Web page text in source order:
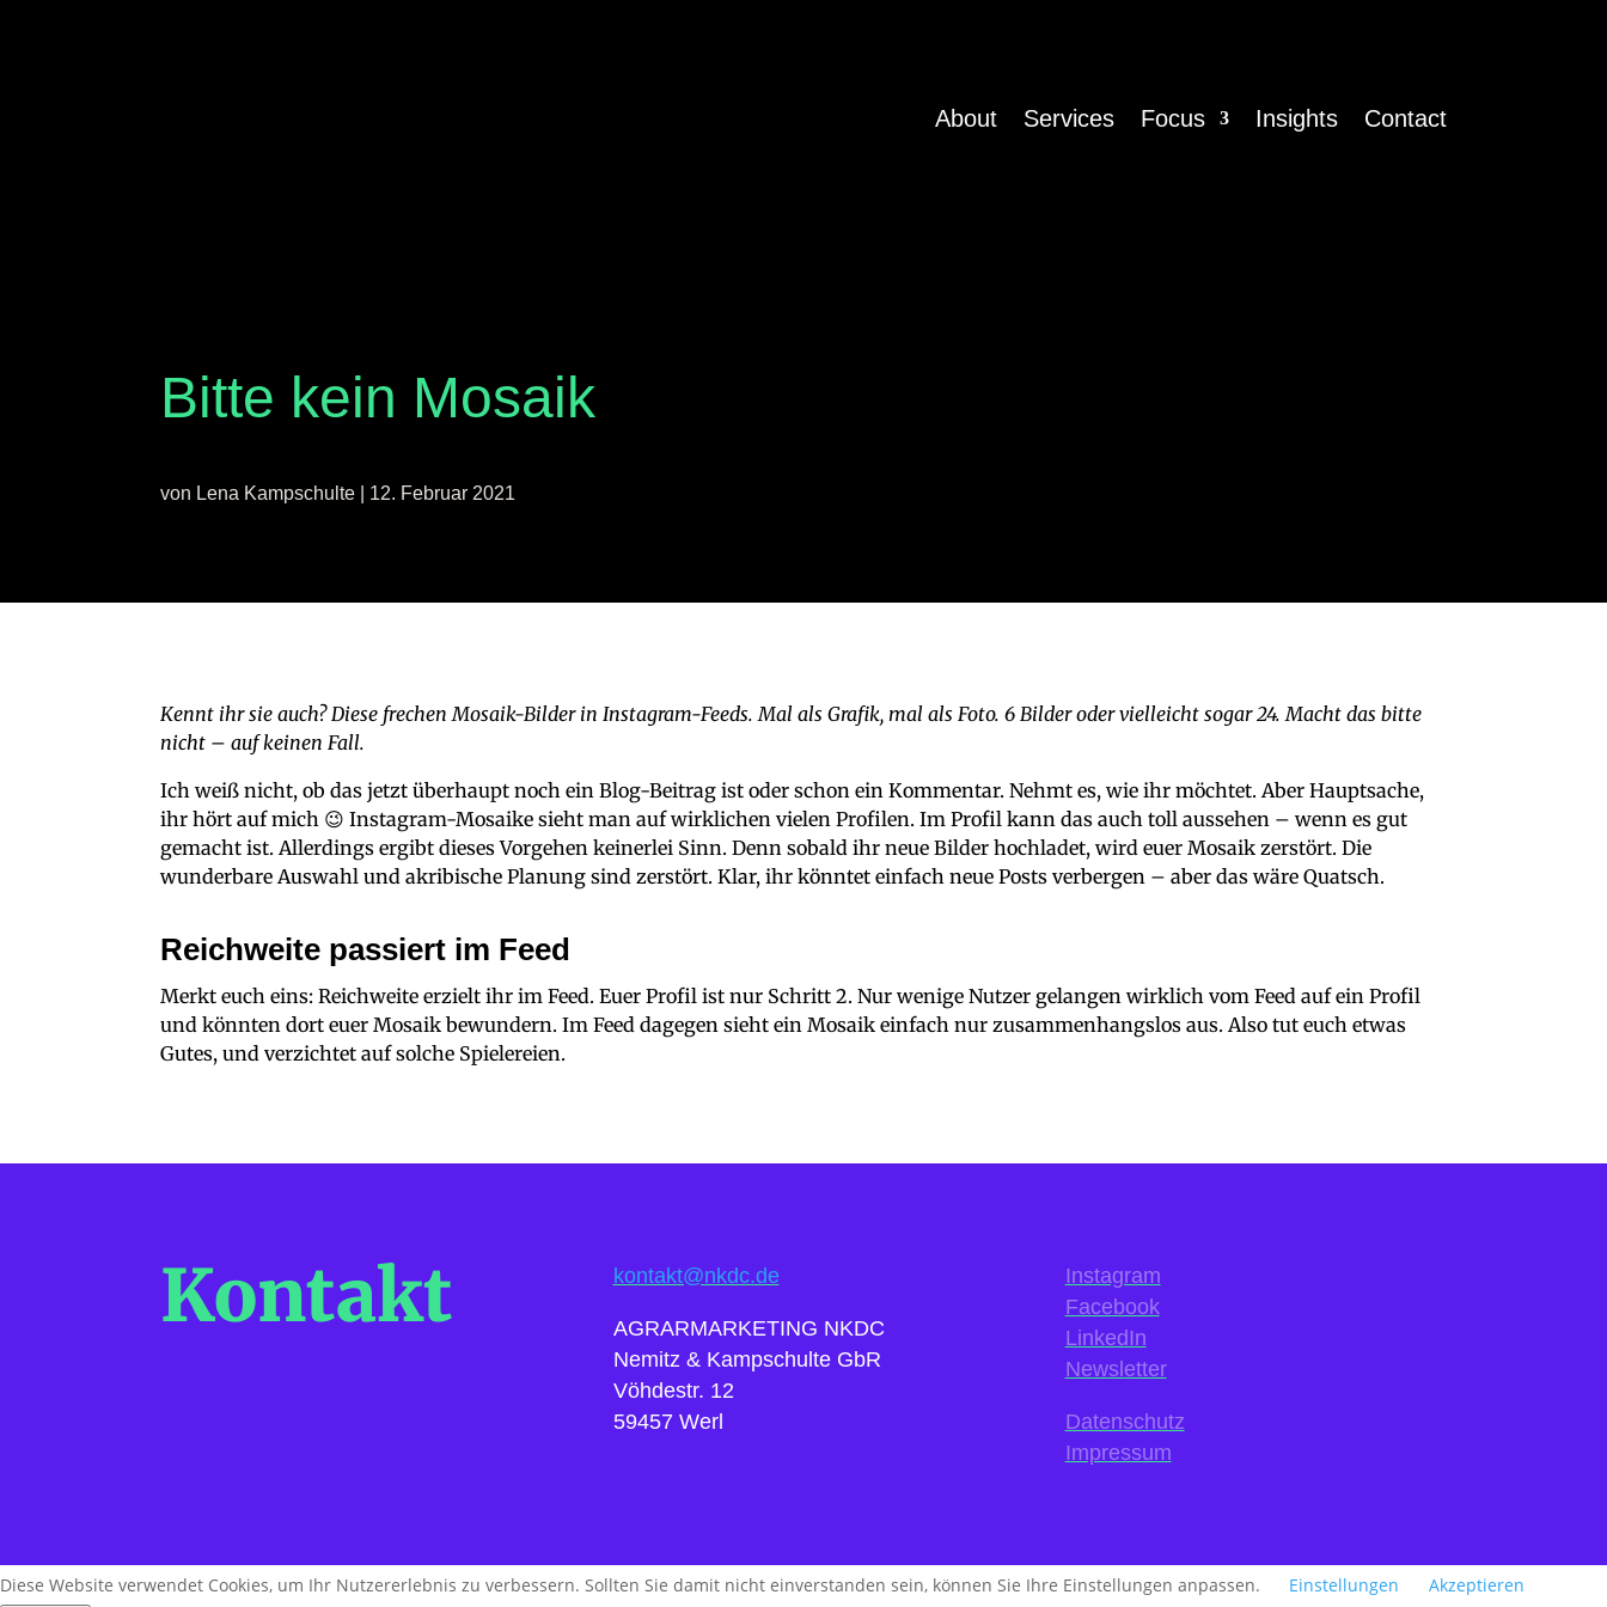
About Services Focus Insights Contact
Bitte kein Mosaik
von Lena Kampschulte 12. Februar 2021
Kennt ihr sie auch? Diese frechen Mosaik-Bilder in Instagram-Feeds. Mal als Grafik, mal als Foto. 6 Bilder oder vielleicht sogar 24. Macht das bitte
nicht – auf keinen Fall.
Ich weiß nicht, ob das jetzt überhaupt noch ein Blog-Beitrag ist oder schon ein Kommentar. Nehmt es, wie ihr möchtet. Aber Hauptsache,
ihr hört auf mich 😉 Instagram-Mosaike sieht man auf wirklichen vielen Profilen. Im Profil kann das auch toll aussehen – wenn es gut
gemacht ist. Allerdings ergibt dieses Vorgehen keinerlei Sinn. Denn sobald ihr neue Bilder hochladet, wird euer Mosaik zerstört. Die
wunderbare Auswahl und akribische Planung sind zerstört. Klar, ihr könntet einfach neue Posts verbergen – aber das wäre Quatsch.
Reichweite passiert im Feed
Merkt euch eins: Reichweite erzielt ihr im Feed. Euer Profil ist nur Schritt 2. Nur wenige Nutzer gelangen wirklich vom Feed auf ein Profil
und könnten dort euer Mosaik bewundern. Im Feed dagegen sieht ein Mosaik einfach nur zusammenhangslos aus. Also tut euch etwas
Gutes, und verzichtet auf solche Spielereien.
Kontakt kontakt@nkdc.de
AGRARMARKETING NKDC
Nemitz & Kampschulte GbR
Vöhdestr. 12
59457 Werl
Instagram
Facebook
LinkedIn
Newsletter
Datenschutz
Impressum
Diese Website verwendet Cookies, um Ihr Nutzererlebnis zu verbessern. Sollten Sie damit nicht einverstanden sein, können Sie Ihre Einstellungen anpassen. Einstellungen Akzeptieren